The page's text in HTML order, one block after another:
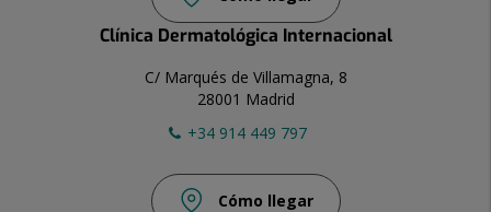
Clínica Dermatológica Internacional
C/ Marqués de Villamagna, 8
28001 Madrid
+34 914 449 797
Cómo llegar